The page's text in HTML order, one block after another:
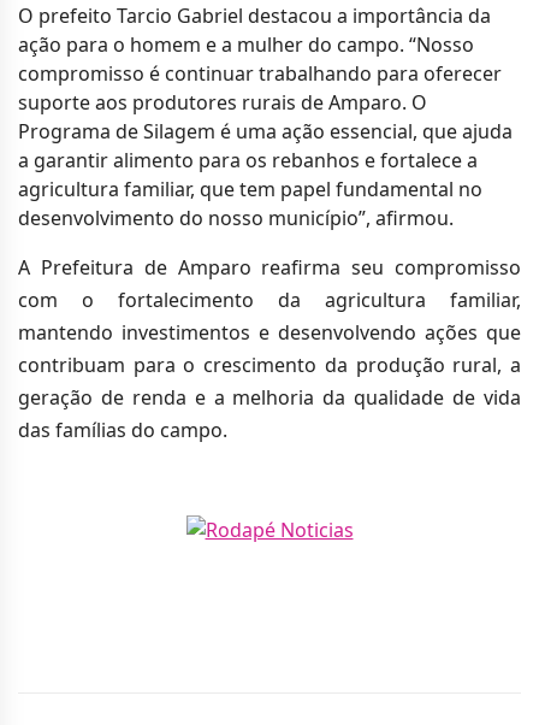
O prefeito Tarcio Gabriel destacou a importância da
ação para o homem e a mulher do campo. “Nosso
compromisso é continuar trabalhando para oferecer
suporte aos produtores rurais de Amparo. O
Programa de Silagem é uma ação essencial, que ajuda
a garantir alimento para os rebanhos e fortalece a
agricultura familiar, que tem papel fundamental no
desenvolvimento do nosso município”, afirmou.
A Prefeitura de Amparo reafirma seu compromisso
com o fortalecimento da agricultura familiar,
mantendo investimentos e desenvolvendo ações que
contribuam para o crescimento da produção rural, a
geração de renda e a melhoria da qualidade de vida
das famílias do campo.